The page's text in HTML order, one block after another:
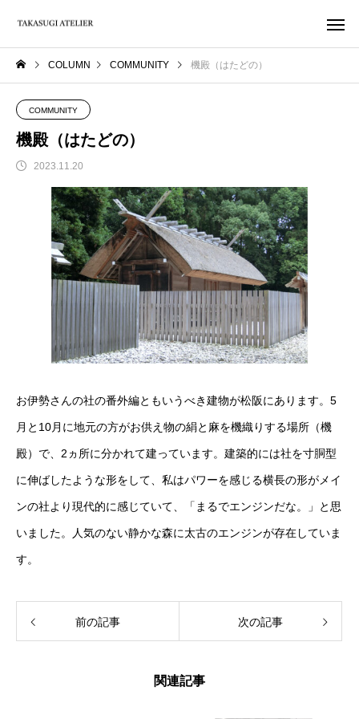
COLUMN COMMUNITY 機殿（はたどの）
COMMUNITY
機殿（はたどの）
2023.11.20
お伊勢さんの社の番外編ともいうべき建物が松阪にあります。5
月と10月に地元の方がお供え物の絹と麻を機織りする場所（機
殿）で、2ヵ所に分かれて建っています。建築的には社を寸胴型
に伸ばしたような形をして、私はパワーを感じる横長の形がメイ
ンの社より現代的に感じていて、「まるでエンジンだな。」と思
いました。人気のない静かな森に太古のエンジンが存在していま
す。
前の記事 次の記事
関連記事